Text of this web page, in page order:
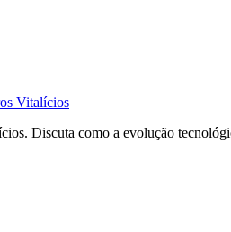
Vitalícios
Discuta como a evolução